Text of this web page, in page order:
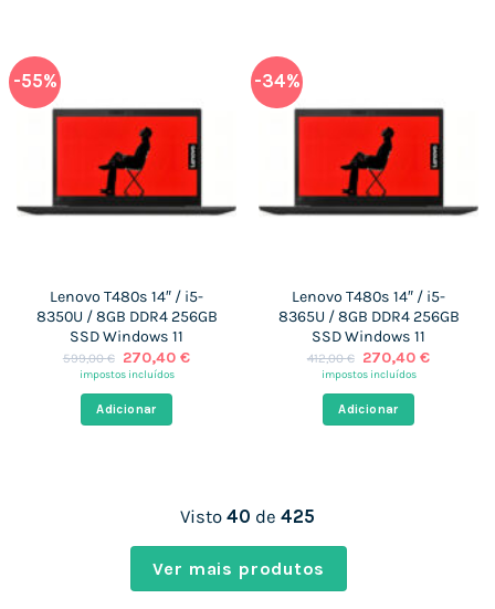
-55%
Lenovo T480s 14″ / i5-
8350U / 8GB DDR4 256GB
SSD Windows 11
599,00€ O
preço
era:
599,00 €.
270,40€O
impostos incluídos
Adicionar
-34%
Lenovo T480s 14″ / i5-
8365U / 8GB DDR4 256GB
SSD Windows 11
412,00€ O
preço
era:
412,00 €.
270,40€O
impostos incluídos
Adicionar
Visto 40 de 425
Ver mais produtos